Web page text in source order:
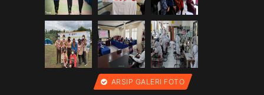
ARSIP GALERI FOTO